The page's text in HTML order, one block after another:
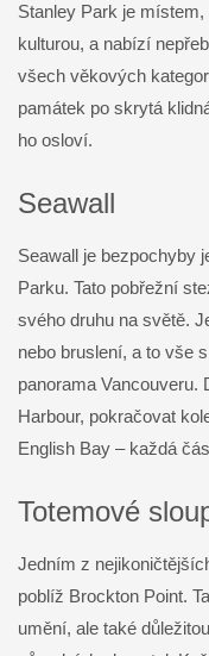
Stanley Park je
kulturou, a nabízí
všech věkových
památek po skrytá
ho osloví.
Seawall
Seawall je bezpochyby
Parku. Tato pobřežní
svého druhu na světě.
nebo bruslení, a to vše
panorama Vancouveru.
Harbour, pokračovat
English Bay – každá
Totemové
Jedním z
poblíž Brockton Point.
umění, ale také